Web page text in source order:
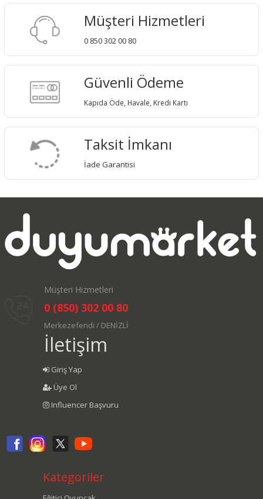
Müşteri Hizmetleri
0 850 302 00 80
Güvenli Ödeme
Kapıda Öde, Havale, Kredi Kartı
Taksit İmkanı
İade Garantisi
Müşteri Hizmetleri
0 (850) 302 00 80
Merkezefendi / DENİZLİ
İletişim
Giriş Yap
Üye Ol
Influencer Başvuru
Kategoriler